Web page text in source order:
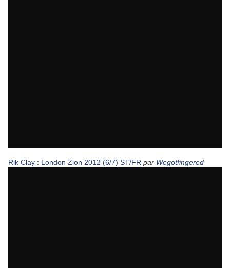
Rik Clay : London Zion 2012 (6/7) ST/FR par Wegotfingered